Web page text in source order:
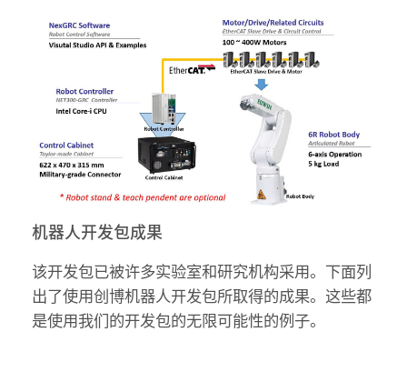
机器人开发包成果
该开发包已被许多实验室和研究机构采用。下面列
出了使用创博机器人开发包所取得的成果。这些都
是使用我们的开发包的无限可能性的例子。